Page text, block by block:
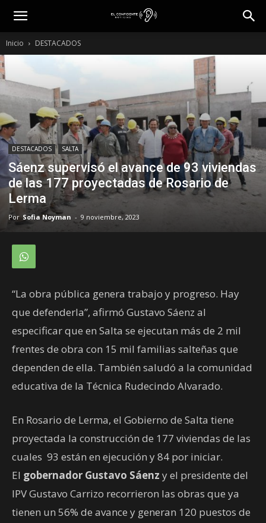
Inicio DESTACADOS
DESTACADOS SALTA
Sáenz supervisó el avance de 93 viviendas
de las 177 proyectadas de Rosario de
Lerma
Por Sofia Noyman - 9 noviembre, 2023
“La obra pública genera trabajo y progreso. Hay
que defenderla”, afirmó Gustavo Sáenz al
especificar que en Salta se ejecutan más de 2 mil
frentes de obra con 15 mil familias salteñas que
dependen de ella. También saludó a la comunidad
educativa de la Técnica Rudecindo Alvarado.
En Rosario de Lerma, el Gobierno de Salta tiene
proyectada la construcción de 177 viviendas de las
cuales 93 están en ejecución y 84 por iniciar.
El gobernador Gustavo Sáenz y el presidente del
IPV Gustavo Carrizo recorrieron las obras que ya
tienen un 56% de avance y generan 120 puestos de